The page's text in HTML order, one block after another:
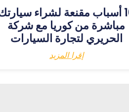
10 أسباب مقنعة لشراء
مباشرة من كوريا مع شركة
الحريري لتجارة السيارات
إقرا المزيد